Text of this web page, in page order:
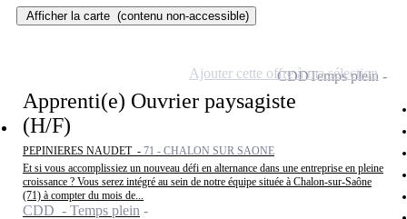
Afficher la carte (contenu non-accessible)
Apprenti(e) Ouvrier paysagiste
(H/F)
PEPINIERES NAUDET - 71 - CHALON SUR SAONE
Et si vous accomplissiez un nouveau défi en alternance dans une entreprise en pleine
croissance ? Vous serez intégré au sein de notre équipe située à Chalon-sur-Saône
(71) à compter du mois de...
CDD - Temps plein
CDDTemps plein
Ajouter cette offre à ma sélection